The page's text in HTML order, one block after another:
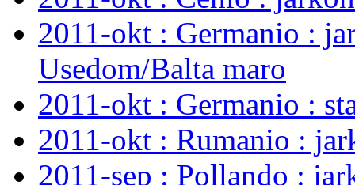
2011-okt : Germanio :
Usedom/Balta maro
2011-okt : Germanio :
2011-okt : Rumanio :
2011-sep : Pollando :